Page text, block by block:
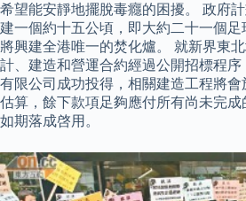
希望能安靜地擺脫毒癮的困擾。 政府
建一個約十五公頃，即大約二十一個
將興建全港唯一的焚化爐。 就新界東
計、建造和營運合約經過公開招標程
有限公司成功投得，相關建造工程將
估算，餘下款項足夠應付所有尚未完成
如期落成啓用。